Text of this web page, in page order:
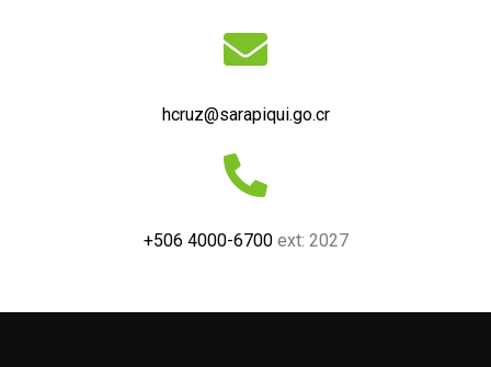
hcruz@sarapiqui.go.cr
+506 4000-6700ext: 2027